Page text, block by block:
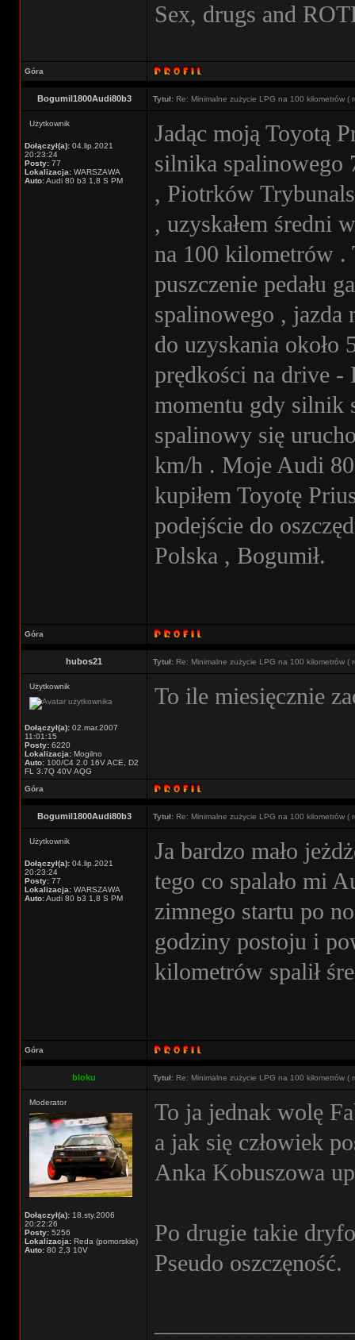
Sex, drugs and
Góra
Bogumil1800Audi80b3 Tytuł: Re: Minimalne zużycie LPG na 100 kilometrów (
Użytkownik
Dołączył(a): 04.lip.2021
20:23:24
Posty: 77
Lokalizacja: WARSZAWA
Auto:Audi 80 b3 1,8 S PM
Jadąc moją Toyotą
silnika spalinowego
, Piotrków
, uzyskałem średni
na 100 kilometrów .
puszczenie pedału
spalinowego , jazda
do uzyskania około
prędkości na drive
momentu gdy silnik
spalinowy się
km/h . Moje Audi
kupiłem Toyotę
podejście do
Polska , Bogumił.
Góra
hubos21 Tytuł: Re: Minimalne zużycie LPG na 100 kilometrów (
Użytkownik
Dołączył(a): 02.mar.2007
11:01:15
Posty: 6220
Lokalizacja: Mogilno
Auto: 100/C4 2.0 16V ACE, D2
FL 3.7Q 40V AQG
To ile miesięcznie
Góra
Bogumil1800Audi80b3 Tytuł: Re: Minimalne zużycie LPG na 100 kilometrów (
Użytkownik
Dołączył(a): 04.lip.2021
20:23:24
Posty: 77
Lokalizacja: WARSZAWA
Auto:Audi 80 b3 1,8 S PM
Ja bardzo mało
tego co spalało mi
zimnego startu po
godziny postoju i
kilometrów spalił
Góra
bloku Tytuł: Re: Minimalne zużycie LPG na 100 kilometrów (
Moderator
Dołączył(a): 18.sty.2006
20:22:26
Posty: 5256
Lokalizacja: Reda (pomorskie)
Auto: 80 2,3 10V
To ja jednak wolę
a jak się człowiek
Anka Kobuszowa
Po drugie takie
Pseudo oszczęność.